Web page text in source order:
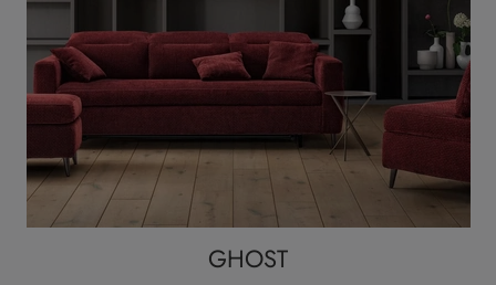
GHOST